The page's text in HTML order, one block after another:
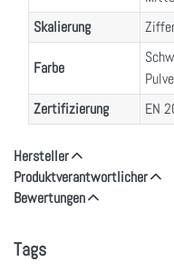
Skalierung
Farbe
Zertifizierung
EN
Hersteller
Produktverantwortlicher
Bewertungen
Tags